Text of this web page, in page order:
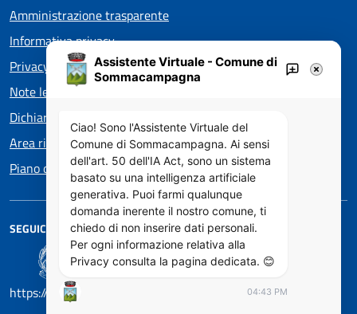
Amministrazione trasparente
Informativa privacy
Privacy policy EOS
Note legali
Dichiarazione di accessibilità
Area riservata
Piano di Miglioramento dei servizi
SEGUICI SU
https://designers.italia.it/
Assistente Virtuale - Comune di
Sommacampagna
Ciao! Sono l'Assistente Virtuale del
Comune di Sommacampagna. Ai sensi
dell'art. 50 dell'IA Act, sono un sistema
basato su una intelligenza artificiale
generativa. Puoi farmi qualunque
domanda inerente il nostro comune, ti
chiedo di non inserire dati personali.
Per ogni informazione relativa alla
Privacy consulta la pagina dedicata. 😊
04:43 PM